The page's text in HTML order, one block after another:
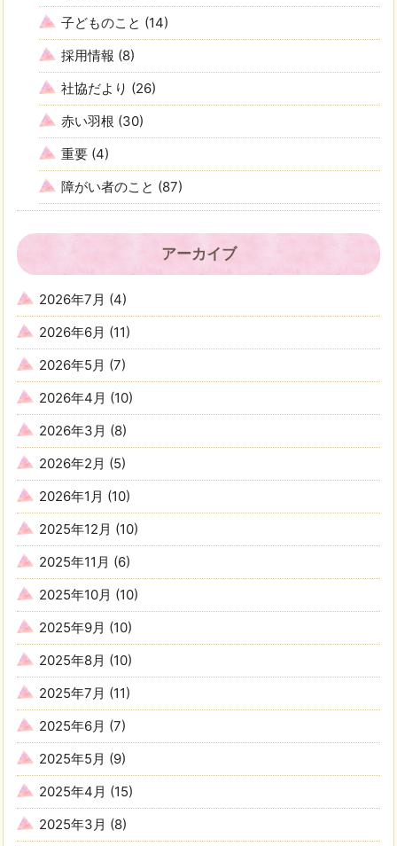
子どものこと (14)
採用情報 (8)
社協だより (26)
赤い羽根 (30)
重要 (4)
障がい者のこと (87)
アーカイブ
2026年7月 (4)
2026年6月 (11)
2026年5月 (7)
2026年4月 (10)
2026年3月 (8)
2026年2月 (5)
2026年1月 (10)
2025年12月 (10)
2025年11月 (6)
2025年10月 (10)
2025年9月 (10)
2025年8月 (10)
2025年7月 (11)
2025年6月 (7)
2025年5月 (9)
2025年4月 (15)
2025年3月 (8)